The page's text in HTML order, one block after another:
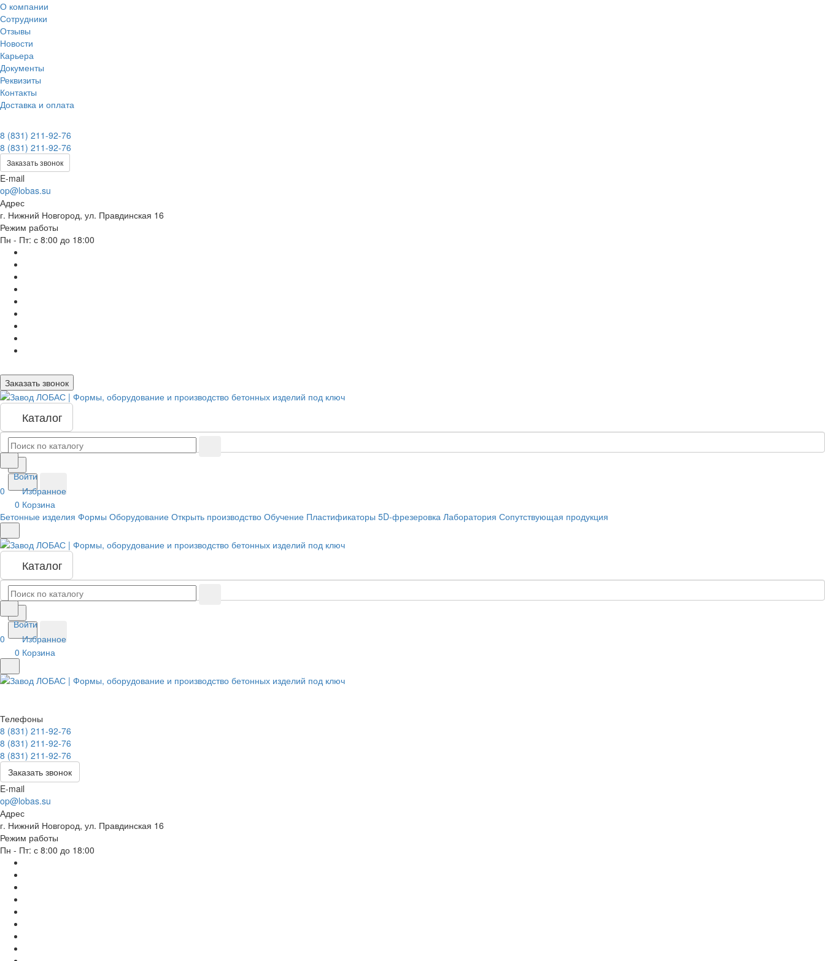
О компании
Сотрудники
Отзывы
Новости
Карьера
Документы
Реквизиты
Контакты
Доставка и оплата
8 (831) 211-92-76
8 (831) 211-92-76
Заказать звонок
E-mail
op@lobas.su
Адрес
г. Нижний Новгород, ул. Правдинская 16
Режим работы
Пн - Пт: с 8:00 до 18:00
Заказать звонок
Каталог
Войти
0
Избранное
0 Корзина
Бетонные изделия Формы Оборудование Открыть производство Обучение Пластификаторы 5D-фрезеровка Лаборатория Сопутствующая продукция
Каталог
Войти
0
Избранное
0 Корзина
Телефоны
8 (831) 211-92-76
8 (831) 211-92-76
8 (831) 211-92-76
Заказать звонок
E-mail
op@lobas.su
Адрес
г. Нижний Новгород, ул. Правдинская 16
Режим работы
Пн - Пт: с 8:00 до 18:00